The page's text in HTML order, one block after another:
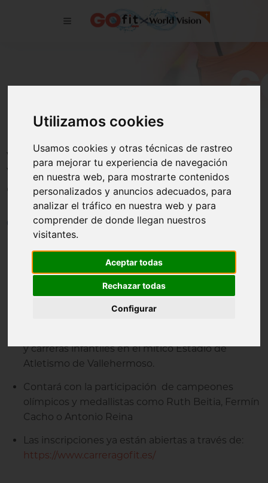
Utilizamos cookies
Usamos cookies y otras técnicas de rastreo
para mejorar tu experiencia de navegación
en nuestra web, para mostrarte contenidos
personalizados y anuncios adecuados, para
analizar el tráfico en nuestra web y para
comprender de donde llegan nuestros
visitantes.
Aceptar todas
Rechazar todas
Configurar
VI Carrera solidaria 10k GO fit
Vallehermoso x World Vision: la
carrera solidaria por el acceso a agua
limpia
01/08/2023
El 5 de noviembre en Madrid, World Vision y GO
fit se unen para ofrecer una carrera por una causa
solidaria: acercar el agua potable a las
comunidades de Zimbabue
y carreras infantiles en el mítico Estadio de
Atletismo de Vallehermoso.
Contará con la participación de campeones
olímpicos y medallistas como Ruth Beitia, Fermín
Cacho o Antonio Reina
Las inscripciones ya están abiertas a través de:
https://www.carreragofit.es/